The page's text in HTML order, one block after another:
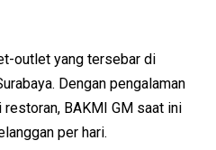
outlet yang tersebar di
Dengan pengalaman
BAKMI GM saat ini
per hari.